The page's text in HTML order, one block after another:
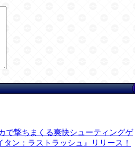
で撃ちまくる爽快シューティングゲ
タン：ラストラッシュ』リリース！